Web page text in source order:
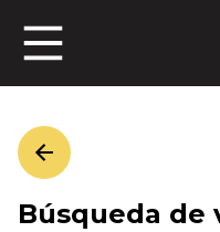
Búsqueda de